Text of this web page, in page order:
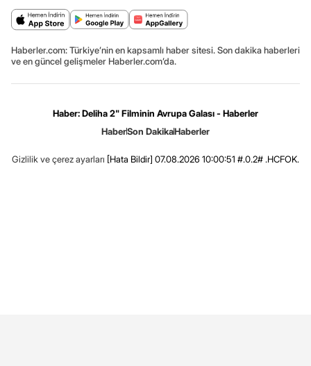
Haberler.com: Türkiye’nin en kapsamlı haber sitesi. Son dakika haberleri
ve en güncel gelişmeler Haberler.com’da.
Haber: Deliha 2" Filminin Avrupa Galası - Haberler
HaberSon DakikaHaberler
Gizlilik ve çerez ayarları [Hata Bildir] 07.08.2026 10:00:51 #.0.2# .HCFOK.